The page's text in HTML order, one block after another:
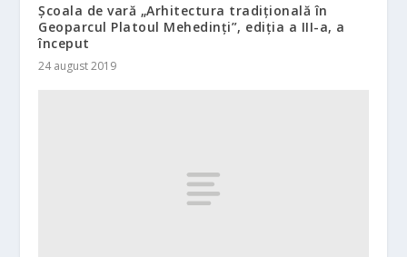
Școala de vară „Arhitectura tradițională în
Geoparcul Platoul Mehedinți”, ediția a III-a, a
început
24 august 2019